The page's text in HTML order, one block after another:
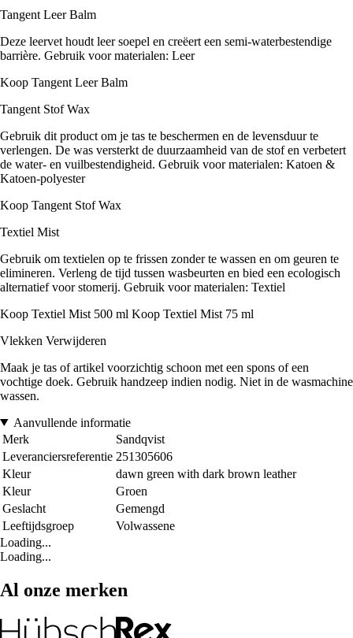
Tangent Leer Balm
Deze leervet houdt leer soepel en creëert een semi-waterbestendige
barrière. Gebruik voor materialen: Leer
Koop Tangent Leer Balm
Tangent Stof Wax
Gebruik dit product om je tas te beschermen en de levensduur te
verlengen. De was versterkt de duurzaamheid van de stof en verbetert
de water- en vuilbestendigheid. Gebruik voor materialen: Katoen &
Katoen-polyester
Koop Tangent Stof Wax
Textiel Mist
Gebruik om textielen op te frissen zonder te wassen en om geuren te
elimineren. Verleng de tijd tussen wasbeurten en bied een ecologisch
alternatief voor stomerij. Gebruik voor materialen: Textiel
Koop Textiel Mist 500 ml Koop Textiel Mist 75 ml
Vlekken Verwijderen
Maak je tas of artikel voorzichtig schoon met een spons of een
vochtige doek. Gebruik handzeep indien nodig. Niet in de wasmachine
wassen.
Aanvullende informatie
Merk
Sandqvist
Leveranciersreferentie 251305606
Kleur
dawn green with dark brown leather
Kleur
Groen
Geslacht
Gemengd
Leeftijdsgroep
Volwassene
Loading...
Loading...
Al onze merken